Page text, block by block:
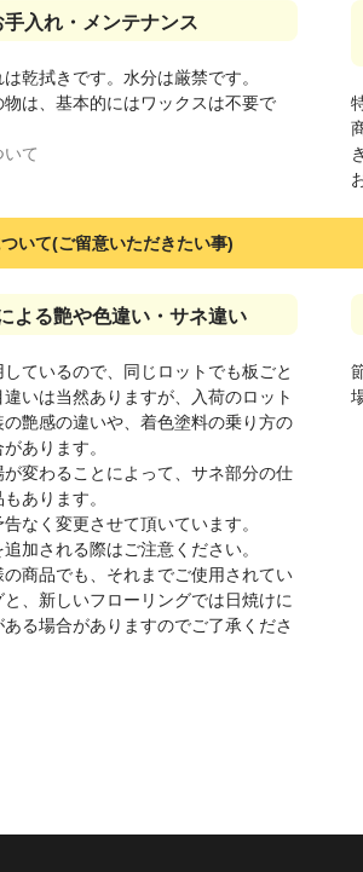
手入れ・メンテナンス
乾拭きです。水分は厳禁です。
は、基本的にはワックスは不要で
て
いて(ご留意いただきたい事)
よる艶や色違い・サネ違い
ているので、同じロットでも板ごと
いは当然ありますが、入荷のロット
艶感の違いや、着色塗料の乗り方の
あります。
が変わることによって、サネ部分の仕
あります。
なく変更させて頂いています。
加される際はご注意ください。
の商品でも、それまでご使用されてい
、新しいフローリングでは日焼けに
る場合がありますのでご了承くださ